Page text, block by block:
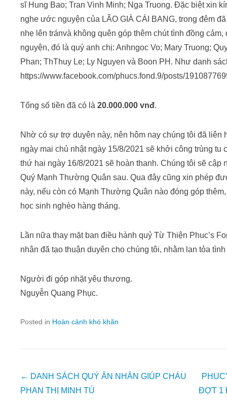
sĩ Hung Bao; Tran Vinh Minh; Nga Truong. Đặc biệt xin
nghe ước nguyện của LÃO GIÀ CÁI BANG, trong đêm
nhẹ lên tránvà không quên góp thêm chút tình đồng
nguyện, đó là quý anh chị: Anhngoc Vo; Mary Truong;
Phan; ThThuy Le; Ly Nguyen và Boon PH. Như danh
https://www.facebook.com/phucs.fond.9/posts/
Tổng số tiền đã có là 20.000.000 vnđ.
Nhờ có sự trợ duyên này, nên hôm nay chúng tôi đã
ngày mai chủ nhật ngày 15/8/2021 sẽ khởi công trùng tu
thứ hai ngày 16/8/2021 sẽ hoàn thanh. Chúng tôi sẽ cập
Quý Mạnh Thường Quân sau. Qua đây cũng xin phép
này, nếu còn có Mạnh Thường Quân nào đóng góp
học sinh nghèo hàng tháng.
Lần nữa thay mặt ban điều hành quỷ Từ Thiện Phuc’s
nhân đã tạo thuận duyên cho chúng tôi, nhằm lan tỏa
Người đi góp nhặt yêu thương.
Nguyễn Quang Phục.
Posted in Hoàn cảnh khó khăn
Post
navigation
← DANH SÁCH QUÝ ÂN NHÂN GIÚP CHÁU
PHAN THỊ MINH TÚ
ĐỢT 1